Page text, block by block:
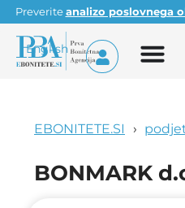
Preveriteanalizo poslovnega
English
EBONITETE.SI
BONMARK